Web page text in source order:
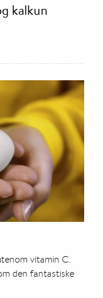
kalkun
vitamin C.
den fantastiske